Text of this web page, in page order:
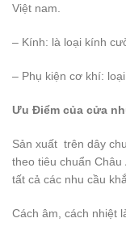
Việt nam.
– Kính: là loại kính
– Phụ kiện cơ khí:
Ưu Điểm của cửa
Sản xuất trên dây
theo tiêu chuẩn
tất cả các nhu cầu
Cách âm, cách nhiệt